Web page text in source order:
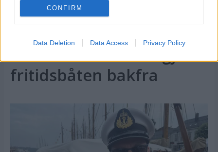
CONFIRM
Data Deletion Data Access Privacy Policy
Politiets teori: Tok igjen
fritidsbåten bakfra